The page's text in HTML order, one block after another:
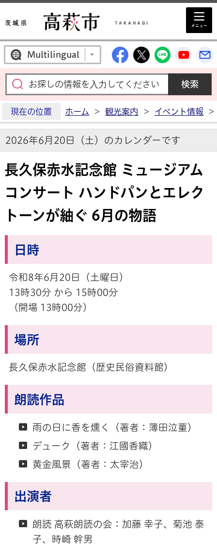
Multilingual 高萩市公式
高萩市公式X
高萩市
高
現在の位置 ホーム > 観光案内 > イベント情報 >
2026年6月20日（土）のカレンダーです
長久保赤水記念館 ミュージアム
コンサート ハンドパンとエレク
トーンが紬ぐ 6月の物語
日時
令和8年6月20日（土曜日）
13時30分 から 15時00分
（開場 13時00分）
場所
長久保赤水記念館（歴史民俗資料館）
朗読作品
雨の日に香を燻く（著者：薄田泣菫）
デューク（著者：江國香織）
黄金風景（著者：太宰治）
出演者
朗読 高萩朗読の会：加藤 幸子、菊池 泰
子、時崎 幹男